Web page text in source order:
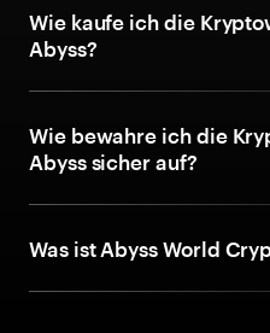
Wie kaufe ich die
Abyss?
Wie bewahre ich die
Abyss sicher auf?
Was ist Abyss World